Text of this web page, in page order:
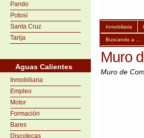
Pando
Potosí
Santa Cruz
Tarija
Aguas Calientes
Inmobiliaria
Empleo
Motor
Formación
Bares
Discotecas
Inmobiliaria
Buscando a ...
Muro
Muro de